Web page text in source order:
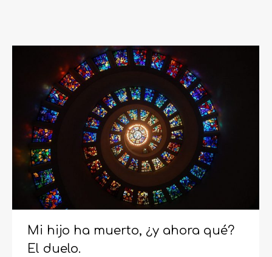
Mi hijo ha muerto, ¿y ahora qué?
El duelo.